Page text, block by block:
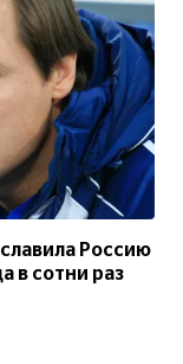
Россию
в сотни раз